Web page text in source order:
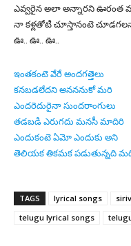
ఎవ్వరైన అలా అన్నారని ఊరంత
నా కళ్లతోటి చూస్తానంటె
ఊ.. ఊ.. ఊ..
ఇంతకంటె వేరే అందగత్తెలు
కనబడలేదని అనననుకో మరి
ఎందరెదురైనా సుందరాంగులు
తడబడి ఎరుగదు మనసీ మాదిరి
ఎందుకంటె ఏమో ఎందుకు అని
తెలియక తికమక పడుతున్నది
TAGS lyrical songs
telugu lyrical songs